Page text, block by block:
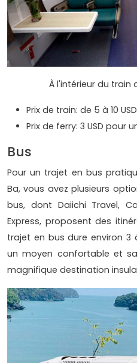
À l'intérieur du train
Prix de train: de 5 à 10
Prix de ferry: 3 USD pour
Bus
Pour un trajet en bus
Ba, vous avez plusieurs
bus, dont Daiichi Travel,
Express, proposent des
trajet en bus dure environ 3
un moyen confortable et
magnifique destination